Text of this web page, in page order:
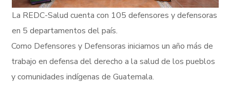
La REDC-Salud cuenta con 105 defensores y defensoras
en 5 departamentos del país.
Como Defensores y Defensoras iniciamos un año más de
trabajo en defensa del derecho a la salud de los pueblos
y comunidades indígenas de Guatemala.